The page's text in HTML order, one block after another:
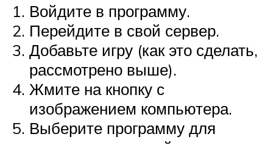
Войдите в программу.
Перейдите в свой сервер.
Добавьте игру (как это сделать,
рассмотрено выше).
Жмите на кнопку с
изображением компьютера.
Выберите программу для